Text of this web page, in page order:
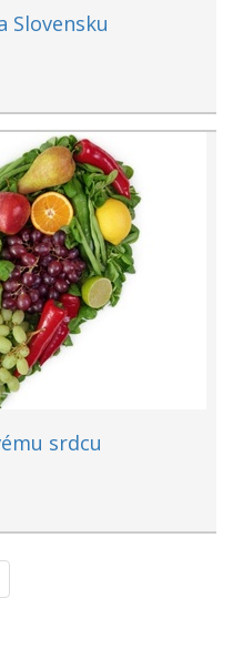
Slovensku
srdcu